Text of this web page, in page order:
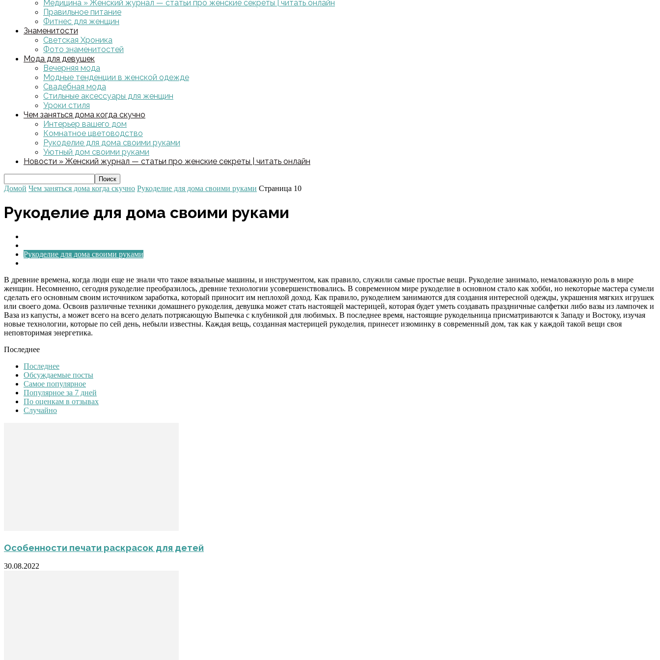
Медицина » Женский журнал — статьи про женские секреты | читать онлайн
Правильное питание
Фитнес для женщин
Знаменитости
Светская Хроника
Фото знаменитостей
Мода для девушек
Вечерняя мода
Модные тенденции в женской одежде
Свадебная мода
Стильные аксессуары для женщин
Уроки стиля
Чем заняться дома когда скучно
Интерьер вашего дом
Комнатное цветоводство
Рукоделие для дома своими руками
Уютный дом своими руками
Новости » Женский журнал — статьи про женские секреты | читать онлайн
Домой Чем заняться дома когда скучно Рукоделие для дома своими руками Страница 10
Рукоделие для дома своими руками
Рукоделие для дома своими руками
В древние времена, когда люди еще не знали что такое вязальные машины, и инструментом, как правило, служили самые простые вещи. Рукоделие занимало, немаловажную роль в мире
женщин. Несомненно, сегодня рукоделие преобразилось, древние технологии усовершенствовались. В современном мире рукоделие в основном стало как хобби, но некоторые мастера сумели
сделать его основным своим источником заработка, который приносит им неплохой доход. Как правило, рукоделием занимаются для создания интересной одежды, украшения мягких игрушек
или своего дома. Освоив различные техники домашнего рукоделия, девушка может стать настоящей мастерицей, которая будет уметь создавать праздничные салфетки либо вазы из лампочек и
Ваза из капусты, а может всего на всего делать потрясающую Выпечка с клубникой для любимых. В последнее время, настоящие рукодельница присматриваются к Западу и Востоку, изучая
новые технологии, которые по сей день, небыли известны. Каждая вещь, созданная мастерицей рукоделия, принесет изюминку в современный дом, так как у каждой такой вещи своя
неповторимая энергетика.
Последнее
Последнее
Обсуждаемые посты
Самое популярное
Популярное за 7 дней
По оценкам в отзывах
Случайно
Особенности печати раскрасок для детей
30.08.2022